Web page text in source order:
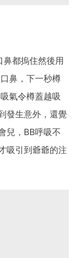
都摀住然後用
鼻，下一秒樽
氣令樽蓋越吸
發生意外，還覺
兒，BB呼吸不
吸引到爺爺的注